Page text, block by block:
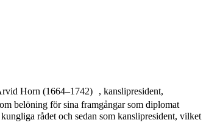
Horn (1664–1742) , kanslipresident,
belöning för sina framgångar som diplomat
rådet och sedan som kanslipresident, vilket